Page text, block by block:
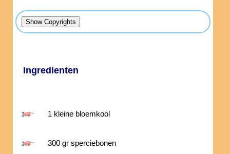
Ingredienten
1 kleine bloemkool
300 gr sperciebonen